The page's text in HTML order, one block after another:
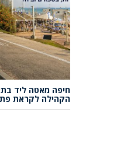
חיפה מאטה ליד
הקהילה לקראת